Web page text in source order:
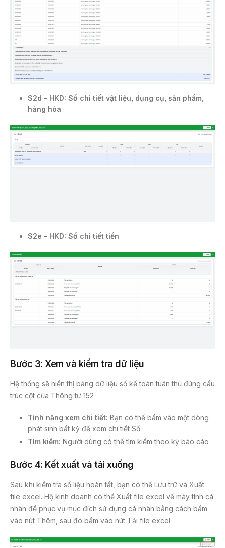
S2d – HKD: Sổ chi tiết vật liệu, dụng cụ, sản phẩm,
hàng hóa
S2e – HKD: Sổ chi tiết tiền
Bước 3: Xem và kiểm tra dữ liệu
Hệ thống sẽ hiển thị bảng dữ liệu sổ kế toán tuân thủ đúng cấu
trúc cột của Thông tư 152
Tính năng xem chi tiết: Bạn có thể bấm vào một dòng
phát sinh bất kỳ để xem chi tiết Sổ
Tìm kiếm: Người dùng có thể tìm kiếm theo kỳ báo cáo
Bước 4: Kết xuất và tải xuống
Sau khi kiểm tra số liệu hoàn tất, bạn có thể Lưu trữ và Xuất
file excel. Hộ kinh doanh có thể Xuất file excel về máy tính cá
nhân để phục vụ mục đích sử dụng cá nhân bằng cách bấm
vào nút Thêm, sau đó bấm vào nút Tải file excel